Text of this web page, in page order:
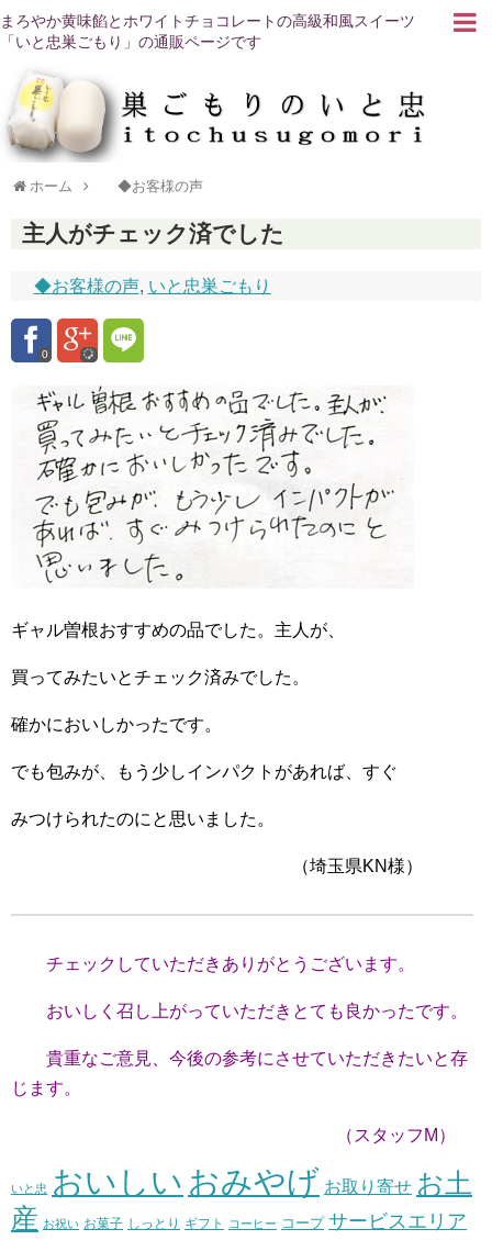
まろやか黄味餡とホワイトチョコレートの高級和風スイーツ
「いと忠巣ごもり」の通販ページです
ホーム ◆お客様の声
主人がチェック済でした
◆お客様の声, いと忠巣ごもり
0
ギャル曽根おすすめの品でした。主人が、
買ってみたいとチェック済みでした。
確かにおいしかったです。
でも包みが、もう少しインパクトがあれば、すぐ
みつけられたのにと思いました。
（埼玉県KN様）
チェックしていただきありがとうございます。
おいしく召し上がっていただきとても良かったです。
貴重なご意見、今後の参考にさせていただきたいと存
じます。
（スタッフM）
いと忠 おいしい おみやげ お取り寄せ お土
産 お祝い お菓子 しっとり ギフト コーヒー コープ サービスエリア